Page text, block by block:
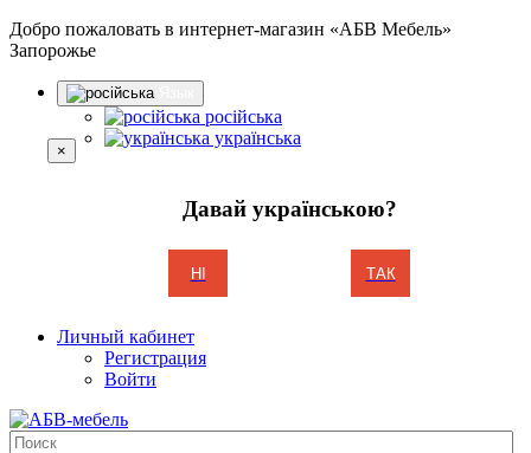
Добро пожаловать в интернет-магазин «АБВ Мебель»
Запорожье
російська
українська
×
Давай українською?
НІ ТАК
Личный кабинет
Регистрация
Войти